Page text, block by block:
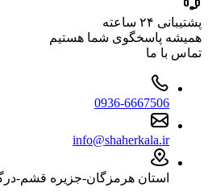
پشتیبانی ۲۴ ساعته
همیشه پاسخگوی شما هستیم
تماس با ما
0936-6667506
info@shaherkala.ir
استان هرمزگان-جزیره قشم-درگهان-